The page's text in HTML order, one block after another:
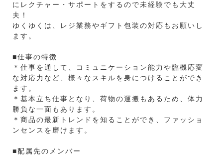
にレクチャー・サポートをするので未経験でも大丈
夫！
ゆくゆくは、レジ業務やギフト包装の対応もお願いし
ます。
■仕事の特徴
＊仕事を通して、コミュニケーション能力や臨機応変
な対応力など、様々なスキルを身につけることができ
ます。
＊基本立ち仕事となり、荷物の運搬もあるため、体力
勝負な一面もあります。
＊商品の最新トレンドを知ることができ、ファッショ
ンセンスを磨けます。
■配属先のメンバー